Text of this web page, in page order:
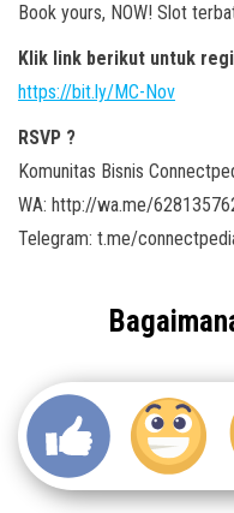
Book yours, NOW! Slot
Klik link berikut untuk
https://bit.ly/MC-Nov
RSVP ?
Komunitas Bisnis
WA: http://wa.me/
Telegram: t.me/